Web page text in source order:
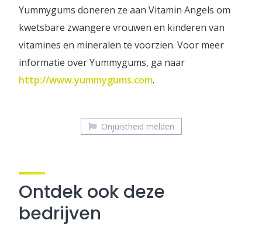
Yummygums doneren ze aan Vitamin Angels om
kwetsbare zwangere vrouwen en kinderen van
vitamines en mineralen te voorzien. Voor meer
informatie over Yummygums, ga naar
http://www.yummygums.com.
Onjuistheid melden
Ontdek ook deze
bedrijven